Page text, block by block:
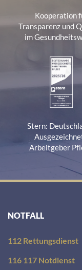
Kooperation
Transparenz und
im
Stern:
Arbeitgeber
NOTFALL
112 Rettungsdienst
116 117 Notdienst